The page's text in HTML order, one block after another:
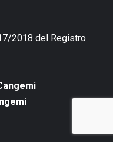
2018 del Registro